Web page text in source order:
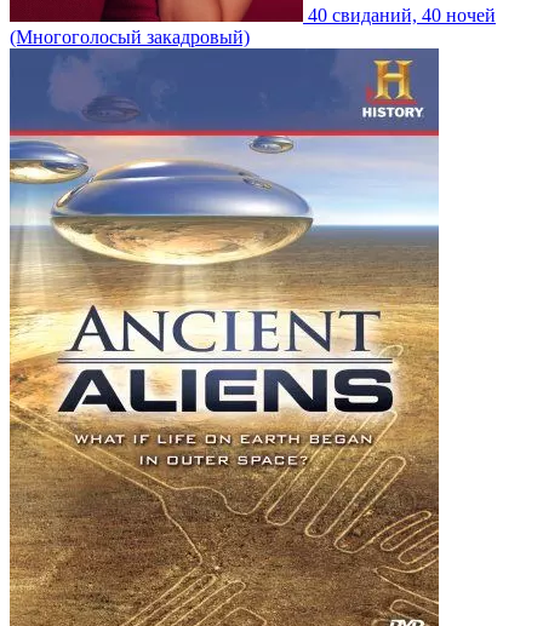
40 свиданий, 40 ночей
(Многоголосый закадровый)